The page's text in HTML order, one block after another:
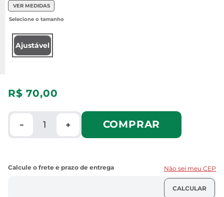
VER MEDIDAS
Ajustável
R$ 70,00
＋
－ COMPRAR
Não sei meu CEP